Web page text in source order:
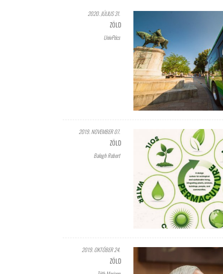
2020. JÚLIUS 31.
ZÖLD
UnivPécs
2019. NOVEMBER 07.
ZÖLD
Balogh Robert
2019. OKTÓBER 24.
ZÖLD